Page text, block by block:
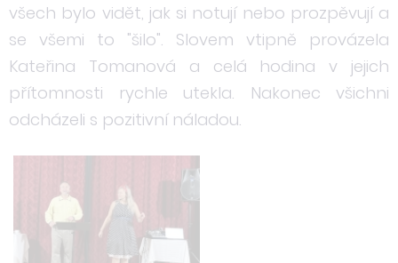
všech bylo vidět, jak si notují nebo prozpěvují a
se všemi to "šilo". Slovem vtipně provázela
Kateřina Tomanová a celá hodina v jejich
přítomnosti rychle utekla. Nakonec všichni
odcházeli s pozitivní náladou.